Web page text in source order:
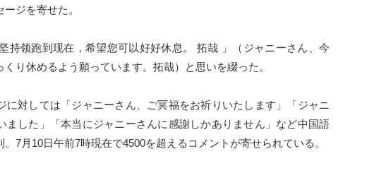
ジを寄せた。
持领跑到现在，希望您可以好好休息。 拓哉 」（ジャニーさん、今
り休めるよう願っています。拓哉）と思いを綴った。
に対しては「ジャニーさん、ご冥福をお祈りいたします」「ジャニ
ました」「本当にジャニーさんに感謝しかありません」など中国語
7月10日午前7時現在で4500を超えるコメントが寄せられている。
記事を読む